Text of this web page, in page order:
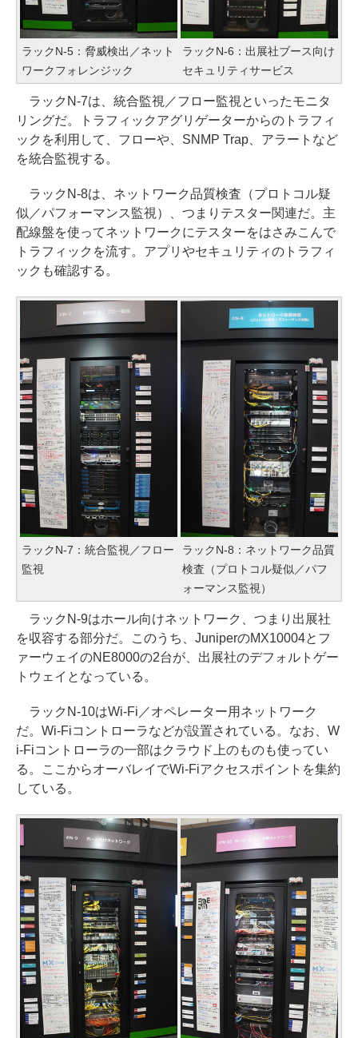
ラックN-5：脅威検出／ネット
ワークフォレンジック
ラックN-6：出展社ブース向け
セキュリティサービス
ラックN-7は、統合監視／フロー監視といったモニタ
リングだ。トラフィックアグリゲーターからのトラフィ
ックを利用して、フローや、SNMP Trap、アラートなど
を統合監視する。
ラックN-8は、ネットワーク品質検査（プロトコル疑
似／パフォーマンス監視）、つまりテスター関連だ。主
配線盤を使ってネットワークにテスターをはさみこんで
トラフィックを流す。アプリやセキュリティのトラフィ
ックも確認する。
ラックN-7：統合監視／フロー
監視
ラックN-8：ネットワーク品質
検査（プロトコル疑似／パフ
ォーマンス監視）
ラックN-9はホール向けネットワーク、つまり出展社
を収容する部分だ。このうち、JuniperのMX10004とフ
ァーウェイのNE8000の2台が、出展社のデフォルトゲー
トウェイとなっている。
ラックN-10はWi-Fi／オペレーター用ネットワーク
だ。Wi-Fiコントローラなどが設置されている。なお、W
i-Fiコントローラの一部はクラウド上のものも使ってい
る。ここからオーバレイでWi-Fiアクセスポイントを集約
している。